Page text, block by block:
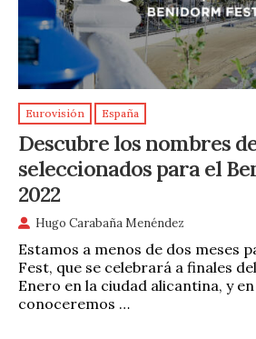
Eurovisión España
Descubre los nombres
seleccionados para el
2022
Hugo Carabaña Menéndez
Estamos a menos de dos meses
Fest, que se celebrará a finales
Enero en la ciudad alicantina, y
conoceremos …